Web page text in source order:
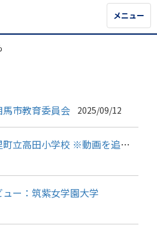
メニュー
メニュー
馬市教育委員会 2025/09/12
【実践事例】会津美里町立高田小学校 ※動画を追加しました
ュー：筑紫女学園大学